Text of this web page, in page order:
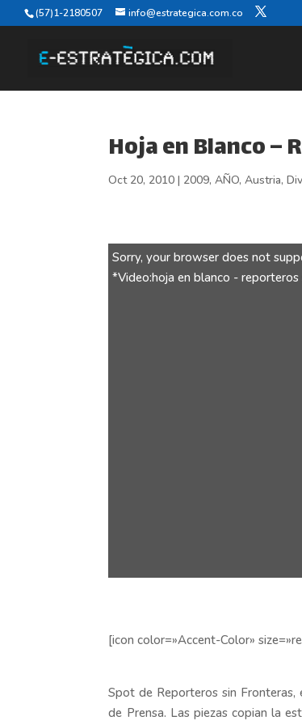
(57)1-2180507 info@estrategica.com.co
Hoja en Blanco –
Oct 20, 2010 | 2009,AÑO,Austria,
Sorry, your browser does not
*Video:hoja en blanco -
[icon color=»Accent-Color»
Spot de Reporteros sin
de Prensa. Las piezas copian la